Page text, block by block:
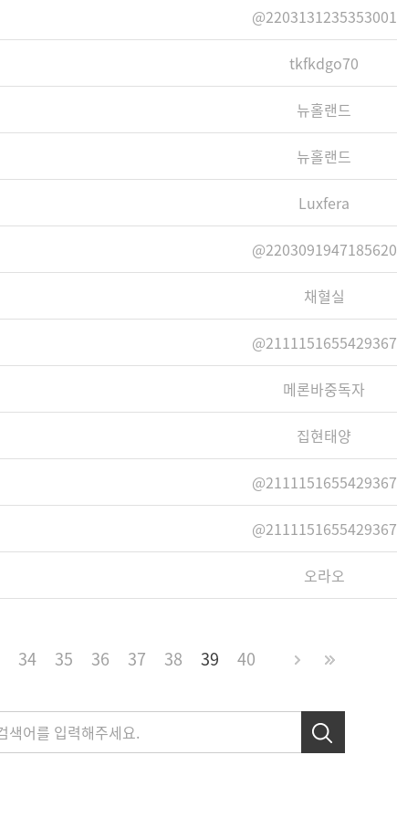
@2203131235353001
tkfkdgo70
뉴홀랜드
뉴홀랜드
Luxfera
@2203091947185620
채혈실
@2111151655429367
메론바중독자
집현태양
@2111151655429367
@2111151655429367
오라오
34 35 36 37 38 39 40